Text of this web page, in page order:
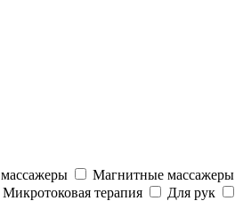
Магнитные массажеры
Микротоковая терапия Для рук